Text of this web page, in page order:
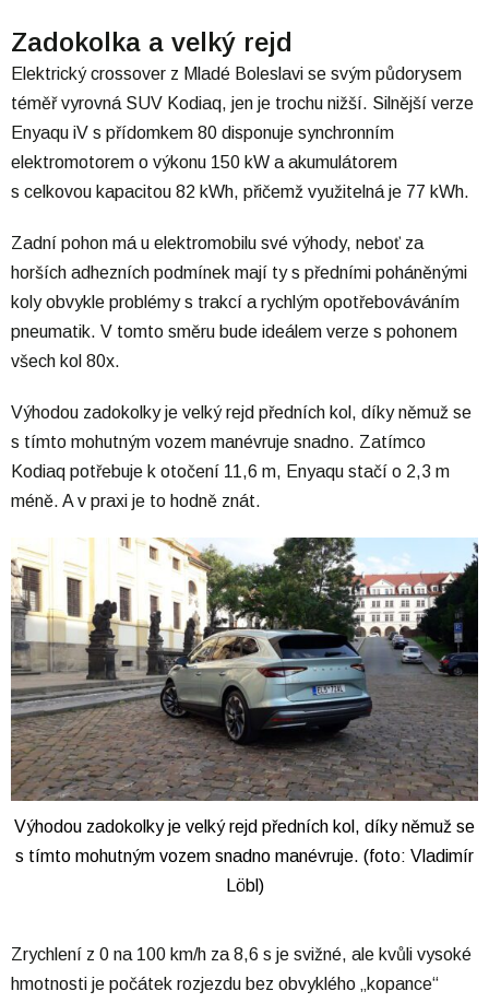
Zadokolka a velký rejd
Elektrický crossover z Mladé Boleslavi se svým půdorysem
téměř vyrovná SUV Kodiaq, jen je trochu nižší. Silnější verze
Enyaqu iV s přídomkem 80 disponuje synchronním
elektromotorem o výkonu 150 kW a akumulátorem
s celkovou kapacitou 82 kWh, přičemž využitelná je 77 kWh.
Zadní pohon má u elektromobilu své výhody, neboť za
horších adhezních podmínek mají ty s předními poháněnými
koly obvykle problémy s trakcí a rychlým opotřebováváním
pneumatik. V tomto směru bude ideálem verze s pohonem
všech kol 80x.
Výhodou zadokolky je velký rejd předních kol, díky němuž se
s tímto mohutným vozem manévruje snadno. Zatímco
Kodiaq potřebuje k otočení 11,6 m, Enyaqu stačí o 2,3 m
méně. A v praxi je to hodně znát.
Výhodou zadokolky je velký rejd předních kol, díky němuž se
s tímto mohutným vozem snadno manévruje. (foto: Vladimír
Löbl)
Zrychlení z 0 na 100 km/h za 8,6 s je svižné, ale kvůli vysoké
hmotnosti je počátek rozjezdu bez obvyklého „kopance“